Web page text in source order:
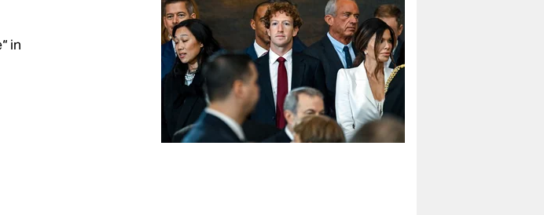
in